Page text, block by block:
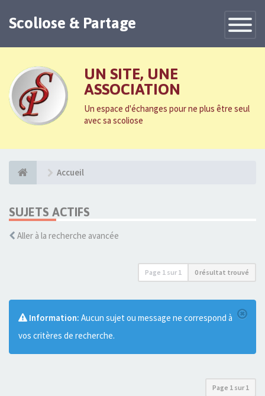
Toggle
Scoliose & Partage
UN SITE, UNE
ASSOCIATION
Un espace d'échanges pour ne plus être seul
avec sa scoliose
Accueil
SUJETS ACTIFS
Aller à la recherche avancée
Page 1 sur 1 0 résultat trouvé
Information: Aucun sujet ou message ne correspond à
vos critères de recherche.
Page 1 sur1